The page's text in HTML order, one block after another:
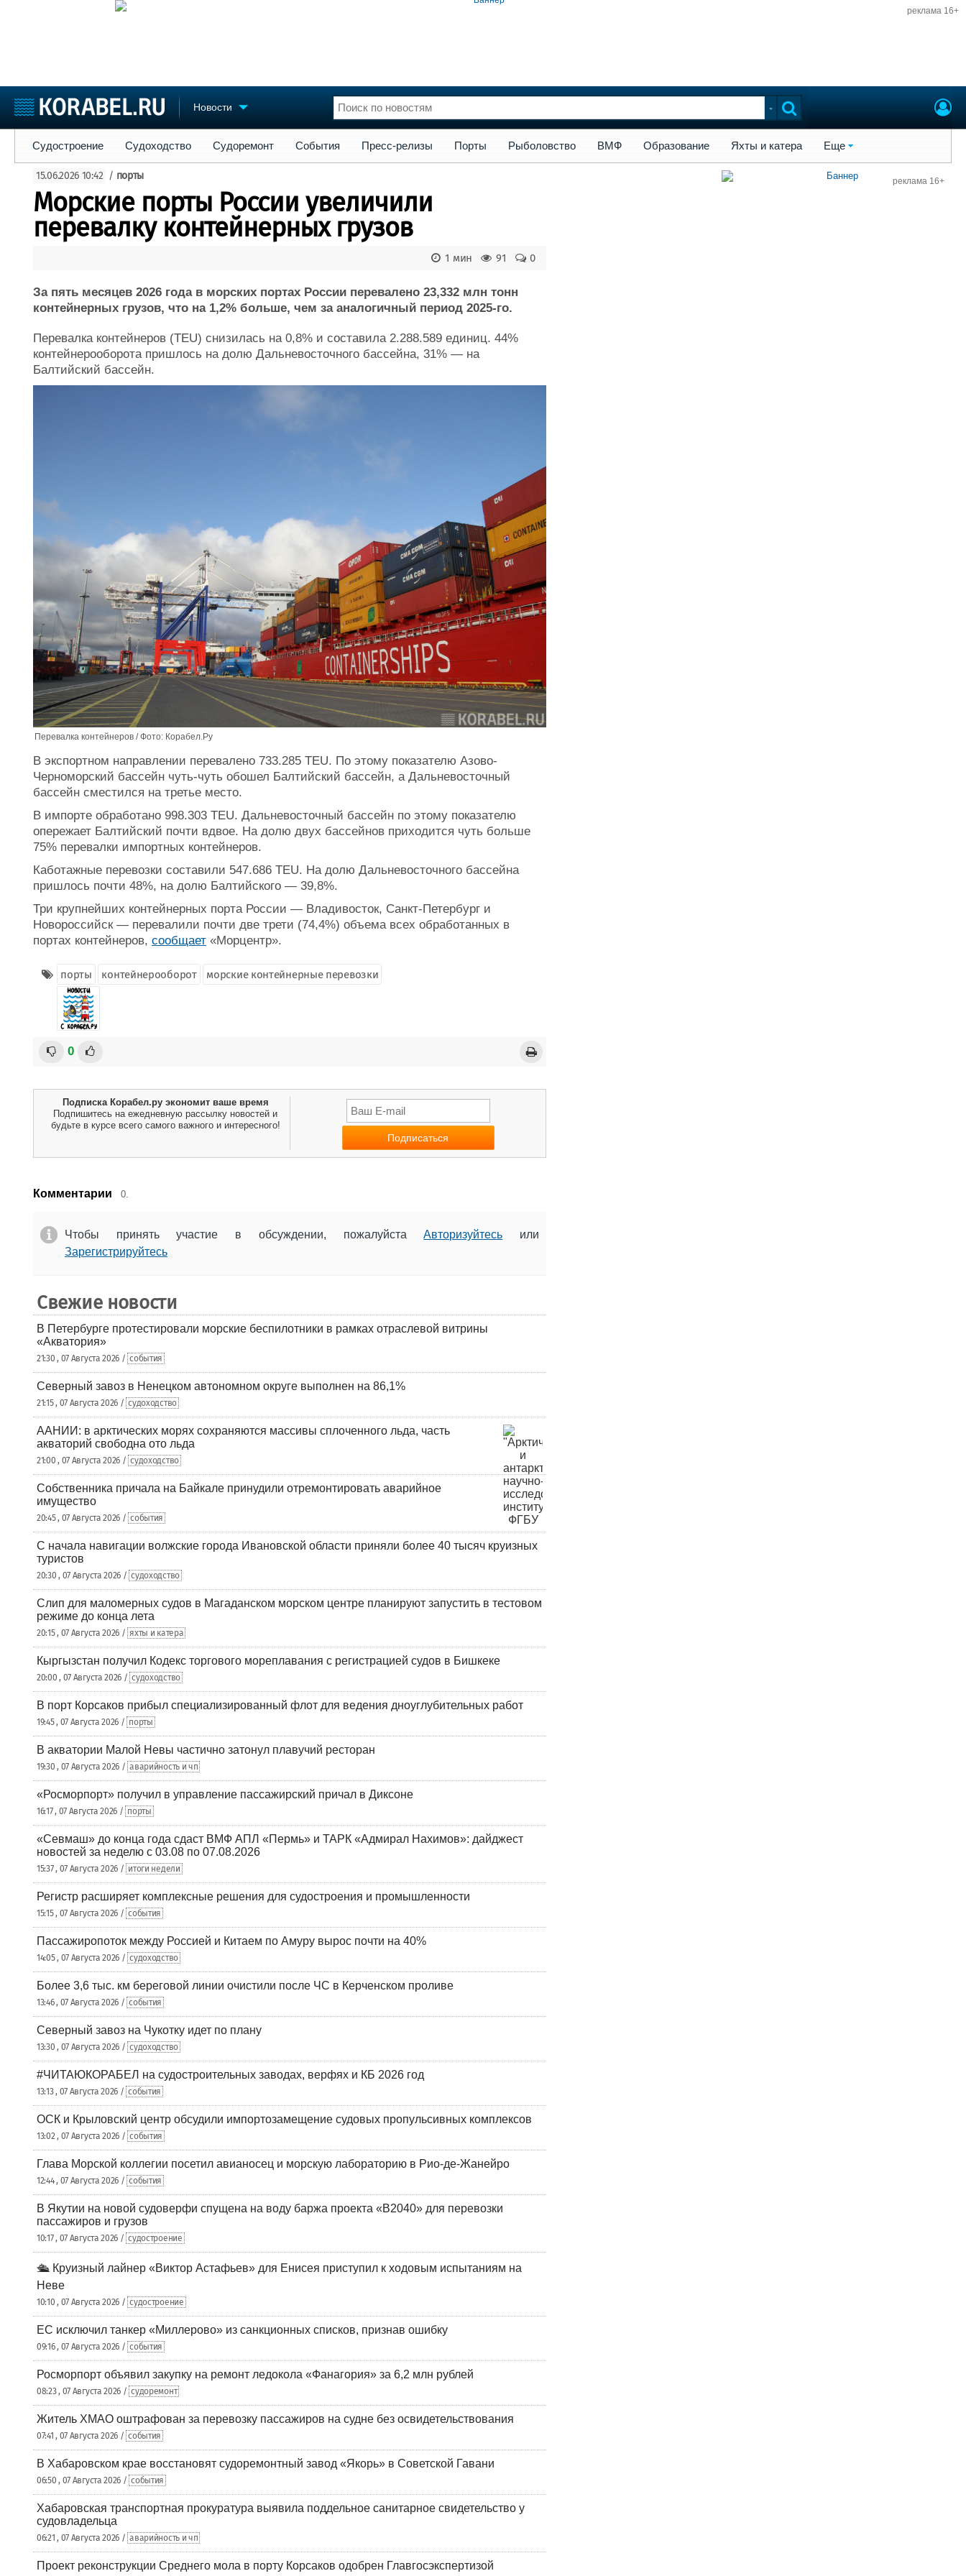
реклама 16+
Новости
Судостроение
Пульс
Новости
Компании
Репутация
Журнал
Реклама
Торговая площадка
Доска объявлений
Продажа флота
Оборудование
Изделия
Конференции
Личности
Словарь
Флот
Форум
Судостроение Судоходство Судоремонт События Пресс-релизы Порты Рыболовство ВМФ Образование Яхты и катера Еще
15.06.2026 10:42 / порты
Морские порты России увеличили
перевалку контейнерных грузов
0
91
1 мин
За пять месяцев 2026 года в морских портах России перевалено 23,332 млн тонн
контейнерных грузов, что на 1,2% больше, чем за аналогичный период 2025-го.
Перевалка контейнеров (TEU) снизилась на 0,8% и составила 2.288.589 единиц. 44%
контейнерооборота пришлось на долю Дальневосточного бассейна, 31% — на
Балтийский бассейн.
Перевалка контейнеров / Фото: Корабел.Ру
В экспортном направлении перевалено 733.285 TEU. По этому показателю Азово-
Черноморский бассейн чуть-чуть обошел Балтийский бассейн, а Дальневосточный
бассейн сместился на третье место.
В импорте обработано 998.303 TEU. Дальневосточный бассейн по этому показателю
опережает Балтийский почти вдвое. На долю двух бассейнов приходится чуть больше
75% перевалки импортных контейнеров.
Каботажные перевозки составили 547.686 TEU. На долю Дальневосточного бассейна
пришлось почти 48%, на долю Балтийского — 39,8%.
Три крупнейших контейнерных порта России — Владивосток, Санкт-Петербург и
Новороссийск — перевалили почти две трети (74,4%) объема всех обработанных в
портах контейнеров, сообщает «Морцентр».
порты контейнерооборот морские контейнерные перевозки
0
Подписка Корабел.ру экономит ваше время
Подпишитесь на ежедневную рассылку новостей и
будьте в курсе всего самого важного и интересного!
Комментарии 0.
Чтобы принять участие в обсуждении, пожалуйстаАвторизуйтесь или
Зарегистрируйтесь
Свежие новости
В Петербурге протестировали морские беспилотники в рамках отраслевой витрины
«Акватория»
21:30 , 07 Августа 2026 / события
Северный завоз в Ненецком автономном округе выполнен на 86,1%
21:15 , 07 Августа 2026 / судоходство
ААНИИ: в арктических морях сохраняются массивы сплоченного льда, часть
акваторий свободна ото льда
21:00 , 07 Августа 2026 / судоходство
Собственника причала на Байкале принудили отремонтировать аварийное
имущество
20:45 , 07 Августа 2026 / события
С начала навигации волжские города Ивановской области приняли более 40 тысяч круизных
туристов
20:30 , 07 Августа 2026 / судоходство
Слип для маломерных судов в Магаданском морском центре планируют запустить в тестовом
режиме до конца лета
20:15 , 07 Августа 2026 / яхты и катера
Кыргызстан получил Кодекс торгового мореплавания с регистрацией судов в Бишкеке
20:00 , 07 Августа 2026 / судоходство
В порт Корсаков прибыл специализированный флот для ведения дноуглубительных работ
19:45 , 07 Августа 2026 / порты
В акватории Малой Невы частично затонул плавучий ресторан
19:30 , 07 Августа 2026 / аварийность и чп
«Росморпорт» получил в управление пассажирский причал в Диксоне
16:17 , 07 Августа 2026 / порты
«Севмаш» до конца года сдаст ВМФ АПЛ «Пермь» и ТАРК «Адмирал Нахимов»: дайджест
новостей за неделю с 03.08 по 07.08.2026
15:37 , 07 Августа 2026 / итоги недели
Регистр расширяет комплексные решения для судостроения и промышленности
15:15 , 07 Августа 2026 / события
Пассажиропоток между Россией и Китаем по Амуру вырос почти на 40%
14:05 , 07 Августа 2026 / судоходство
Более 3,6 тыс. км береговой линии очистили после ЧС в Керченском проливе
13:46 , 07 Августа 2026 / события
Северный завоз на Чукотку идет по плану
13:30 , 07 Августа 2026 / судоходство
#ЧИТАЮКОРАБЕЛ на судостроительных заводах, верфях и КБ 2026 год
13:13 , 07 Августа 2026 / события
ОСК и Крыловский центр обсудили импортозамещение судовых пропульсивных комплексов
13:02 , 07 Августа 2026 / события
Глава Морской коллегии посетил авианосец и морскую лабораторию в Рио-де-Жанейро
12:44 , 07 Августа 2026 / события
В Якутии на новой судоверфи спущена на воду баржа проекта «В2040» для перевозки
пассажиров и грузов
10:17 , 07 Августа 2026 / судостроение
🛳️ Круизный лайнер «Виктор Астафьев» для Енисея приступил к ходовым испытаниям на
Неве
10:10 , 07 Августа 2026 / судостроение
ЕС исключил танкер «Миллерово» из санкционных списков, признав ошибку
09:16 , 07 Августа 2026 / события
Росморпорт объявил закупку на ремонт ледокола «Фанагория» за 6,2 млн рублей
08:23 , 07 Августа 2026 / судоремонт
Житель ХМАО оштрафован за перевозку пассажиров на судне без освидетельствования
07:41 , 07 Августа 2026 / события
В Хабаровском крае восстановят судоремонтный завод «Якорь» в Советской Гавани
06:50 , 07 Августа 2026 / события
Хабаровская транспортная прокуратура выявила поддельное санитарное свидетельство у
судовладельца
06:21 , 07 Августа 2026 / аварийность и чп
Проект реконструкции Среднего мола в порту Корсаков одобрен Главгосэкспертизой
реклама 16+